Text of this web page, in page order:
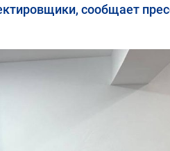
сообщает